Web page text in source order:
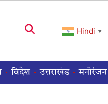
Hindi ▼
विदेश उत्तराखंड मनोरंजन